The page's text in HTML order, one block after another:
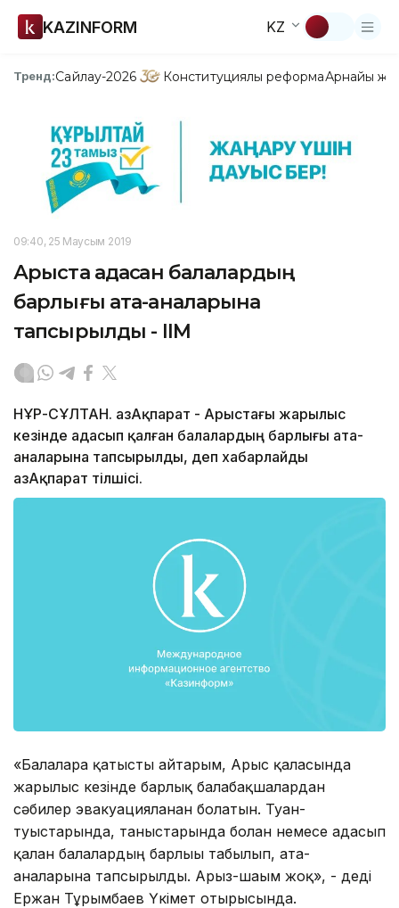
KAZINFORM KZ
Тренд:Сайлау-2026 Конституциялық реформаАрнайы
09:40, 25 Маусым 2019
Арыста адасқан балалардың
барлығы ата-аналарына
тапсырылды - ІІМ
НҰР-СҰЛТАН. ҚазАқпарат - Арыстағы жарылыс
кезінде адасып қалған балалардың барлығы ата-
аналарына тапсырылды, деп хабарлайды
ҚазАқпарат тілшісі.
«Балаларға қатысты айтарым, Арыс қаласында
жарылыс кезінде барлық балабақшалардан
сәбилер эвакуацияланған болатын. Туған-
туыстарында, таныстарында болған немесе адасып
қалған балалардың барлығы табылып, ата-
аналарына тапсырылды. Арыз-шағым жоқ», - деді
Ержан Тұрғымбаев Үкімет отырысында.